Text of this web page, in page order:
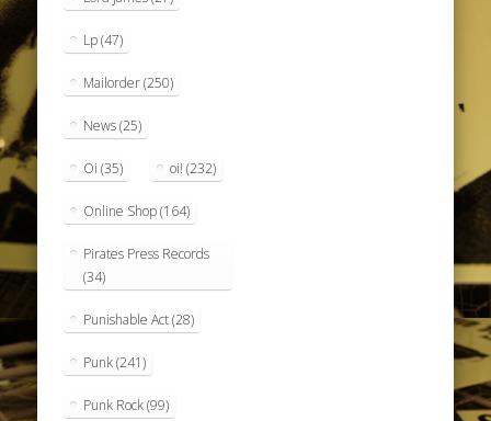
Lp(47)
Mailorder(250)
News(25)
Oi (35) oi! (232)
Online Shop(164)
Pirates Press Records
(34)
Punishable Act(28)
Punk(241)
Punk Rock(99)